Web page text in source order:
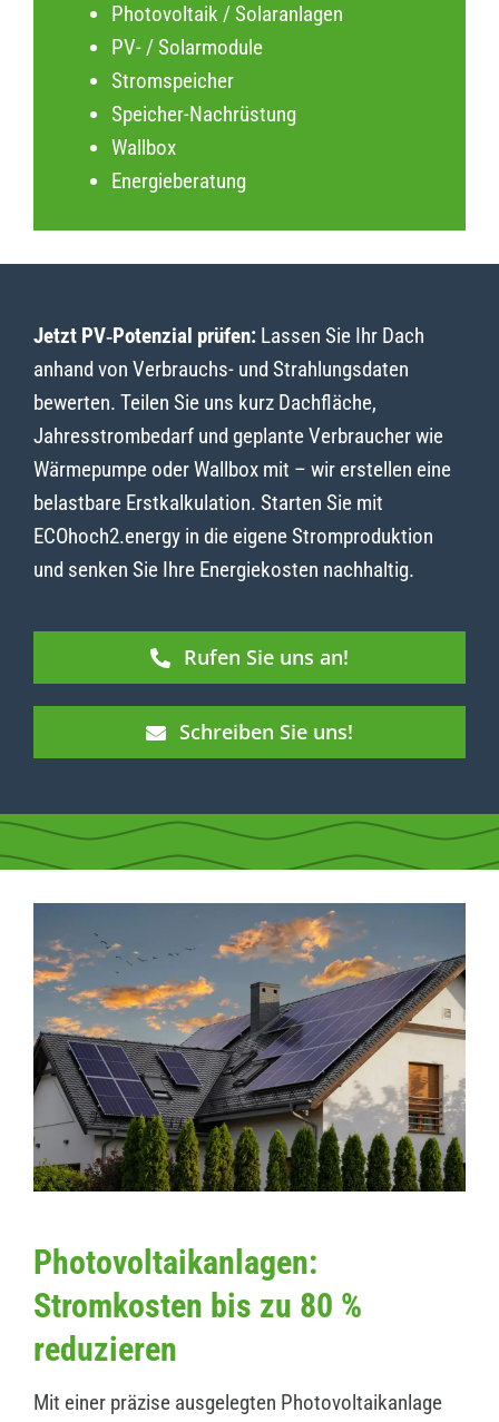
Photovoltaik / Solaranlagen
PV- / Solarmodule
Stromspeicher
Speicher-Nachrüstung
Wallbox
Energieberatung
Jetzt PV‑Potenzial prüfen:Lassen Sie Ihr Dach
anhand von Verbrauchs- und Strahlungsdaten
bewerten. Teilen Sie uns kurz Dachfläche,
Jahresstrombedarf und geplante Verbraucher wie
Wärmepumpe oder Wallbox mit – wir erstellen eine
belastbare Erstkalkulation. Starten Sie mit
ECOhoch2.energy in die eigene Stromproduktion
und senken Sie Ihre Energiekosten nachhaltig.
Rufen Sie uns an!
Schreiben Sie uns!
Photovoltaikanlagen:
Stromkosten bis zu 80 %
reduzieren
Mit einer präzise ausgelegten Photovoltaikanlage